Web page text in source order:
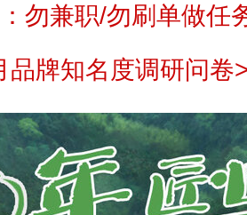
勿兼职/勿刷单做任
品牌知名度调研问卷